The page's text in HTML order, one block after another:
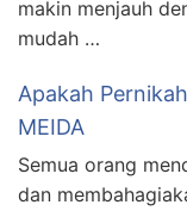
makin menjauh
mudah …
Apakah
MEIDA
Semua orang
dan